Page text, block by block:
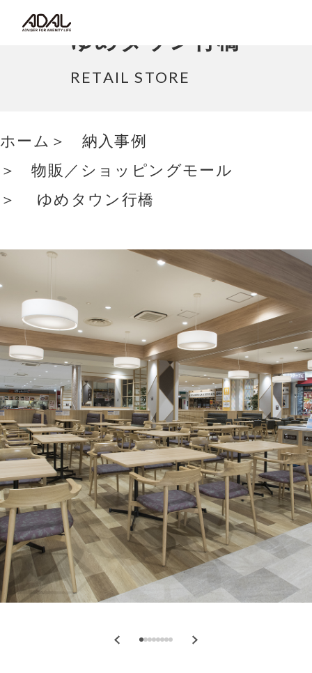
コラム
最新情報/ニュース
採用情報
ゆめタウン行橋
RETAIL STORE
ホーム
納入事例
物販／ショッピングモール
ゆめタウン行橋